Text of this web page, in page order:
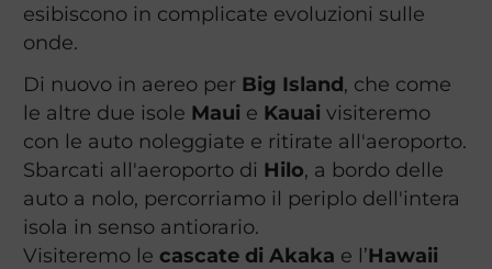
esibiscono in complicate evoluzioni sulle
onde.
Di nuovo in aereo per Big Island, che come
le altre due isole Mauie Kauaivisiteremo
con le auto noleggiate e ritirate all'aeroporto.
Sbarcati all'aeroporto di Hilo, a bordo delle
auto a nolo, percorriamo il periplo dell'intera
isola in senso antiorario.
Visiteremo le cascate di Akaka e l’Hawaii